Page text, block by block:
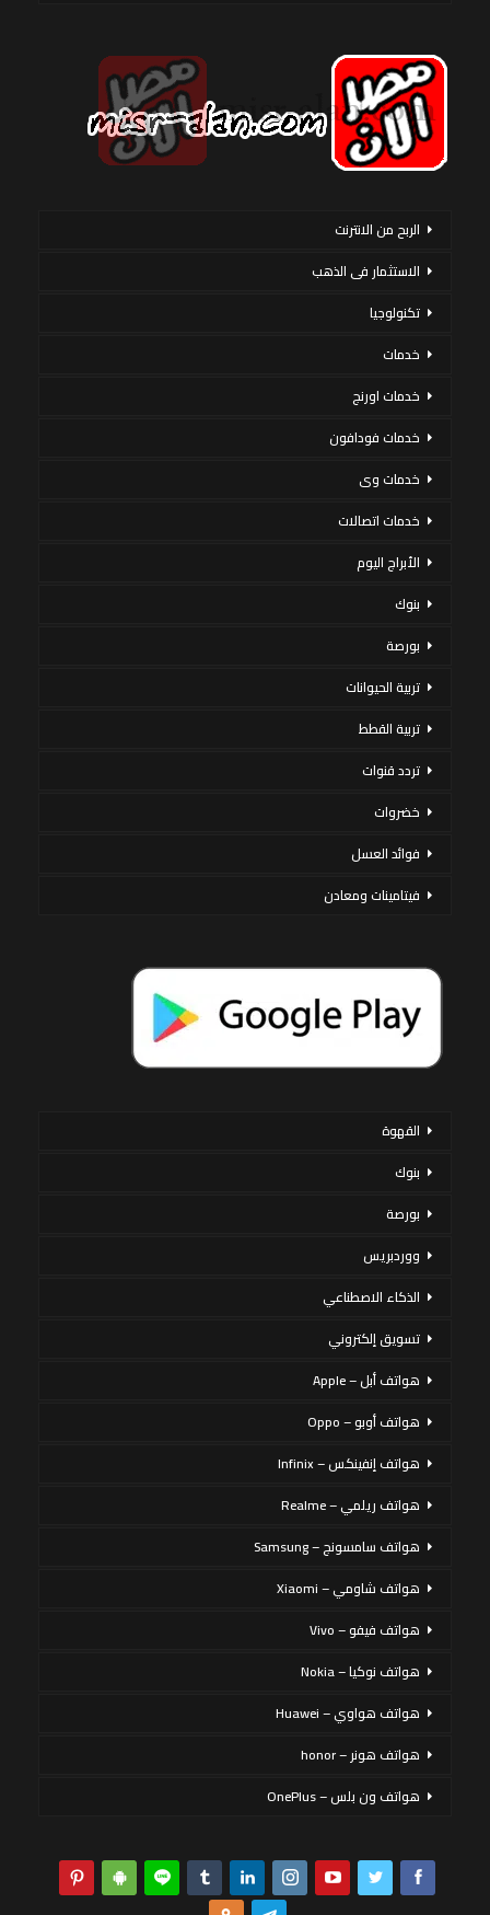
الربح من الانترنت
الاستثمار فى الذهب
تكنولوجيا
خدمات
خدمات اورنج
خدمات فودافون
خدمات وى
خدمات اتصالات
الأبراج اليوم
بنوك
بورصة
تربية الحيوانات
تربية القطط
تردد قنوات
خضروات
فوائد العسل
فيتامينات ومعادن
القهوة
بنوك
بورصة
ووردبريس
الذكاء الاصطناعي
تسويق إلكتروني
هواتف أبل – Apple
هواتف أوبو – Oppo
هواتف إنفينكس – Infinix
هواتف ريلمي – Realme
هواتف سامسونج – Samsung
هواتف شاومي – Xiaomi
هواتف فيفو – Vivo
هواتف نوكيا – Nokia
هواتف هواوي – Huawei
هواتف هونر – honor
هواتف ون بلس – OnePlus